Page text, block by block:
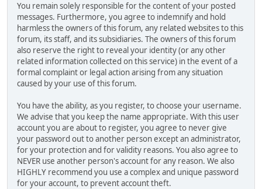
You remain solely responsible for the content of your posted
messages. Furthermore, you agree to indemnify and hold
harmless the owners of this forum, any related websites to this
forum, its staff, and its subsidiaries. The owners of this forum
also reserve the right to reveal your identity (or any other
related information collected on this service) in the event of a
formal complaint or legal action arising from any situation
caused by your use of this forum.
You have the ability, as you register, to choose your username.
We advise that you keep the name appropriate. With this user
account you are about to register, you agree to never give
your password out to another person except an administrator,
for your protection and for validity reasons. You also agree to
NEVER use another person's account for any reason. We also
HIGHLY recommend you use a complex and unique password
for your account, to prevent account theft.